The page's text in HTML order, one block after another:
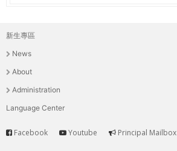
培
養
具
國
移
動
r
e
主
選
單
新生專區
News
About
Administration
Language Center
Service
Facebook Youtube Principal Mailbox